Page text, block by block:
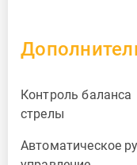
Контроль баланса
стрелы
Автоматическое